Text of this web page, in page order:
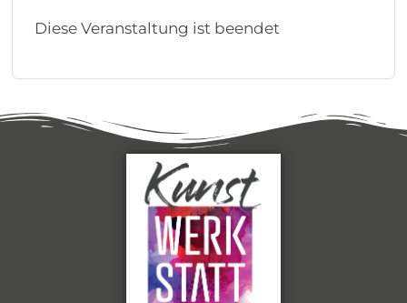
Diese Veranstaltung ist beendet